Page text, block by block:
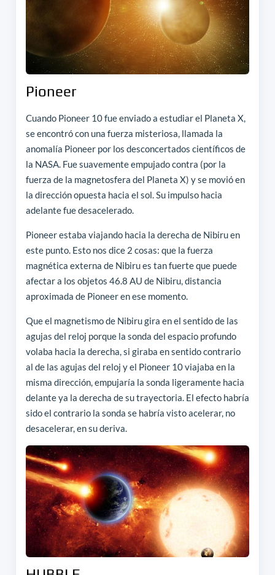
Pioneer
Cuando Pioneer 10 fue enviado a estudiar el Planeta X,
se encontró con una fuerza misteriosa, llamada la
anomalía Pioneer por los desconcertados científicos de
la NASA. Fue suavemente empujado contra (por la
fuerza de la magnetosfera del Planeta X) y se movió en
la dirección opuesta hacia el sol. Su impulso hacia
adelante fue desacelerado.
Pioneer estaba viajando hacia la derecha de Nibiru en
este punto. Esto nos dice 2 cosas: que la fuerza
magnética externa de Nibiru es tan fuerte que puede
afectar a los objetos 46.8 AU de Nibiru, distancia
aproximada de Pioneer en ese momento.
Que el magnetismo de Nibiru gira en el sentido de las
agujas del reloj porque la sonda del espacio profundo
volaba hacia la derecha, si giraba en sentido contrario
al de las agujas del reloj y el Pioneer 10 viajaba en la
misma dirección, empujaría la sonda ligeramente hacia
delante ya la derecha de su trayectoria. El efecto habría
sido el contrario la sonda se habría visto acelerar, no
desacelerar, en su deriva.